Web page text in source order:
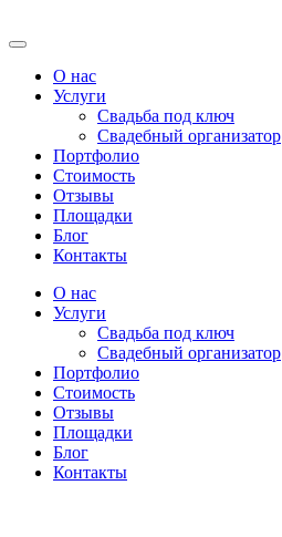
О нас
Услуги
Свадьба под ключ
Свадебный организатор
Портфолио
Стоимость
Отзывы
Площадки
Блог
Контакты
О нас
Услуги
Свадьба под ключ
Свадебный организатор
Портфолио
Стоимость
Отзывы
Площадки
Блог
Контакты